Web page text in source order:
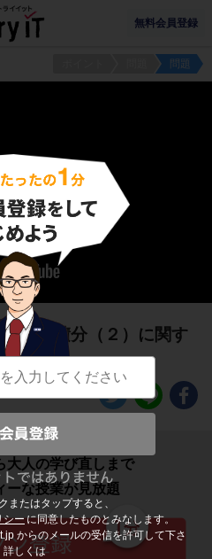
無料会員登録
またはタップすると、
シーに同意したものとみなします。
からのメールの受信を許可して下さ
詳しくは
問題
不定積分（２）に関す
大人の学び直しまで
ーな授業が見放題